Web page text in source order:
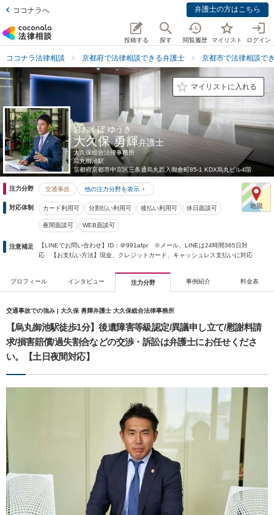
ココナラへ 弁護士の方はこちら
投稿する 探す 閲覧履歴 マイリスト ログイン
ココナラ法律相談 京都府で法律相談できる弁護士 京都市で法律相談で
マイリストに入れる
おおくぼ ゆうき
大久保 勇輝弁護士
大久保総合法律事務所
烏丸御池駅
京都府京都市中京区三条通烏丸西入御倉町85-1 KDX烏丸ビル4階
注力分野 交通事故 他の注力分野を表示
対応体制 カード利用可 分割払い利用可 後払い利用可 休日面談可
夜間面談可 WEB面談可
注意補足
【LINEでお問い合わせ】ID：＠991afpr ※メール、LINEは24時間365日対
応 【お支払い方法】現金、クレジットカード、キャッシュレス支払いに対応
プロフィール インタビュー 注力分野 事例紹介 料金表
交通事故での強み | 大久保 勇輝弁護士 大久保総合法律事務所
【烏丸御池駅徒歩1分】後遺障害等級認定/異議申し立て/慰謝料請
求/損害賠償/過失割合などの交渉・訴訟は弁護士にお任せくださ
い。【土日夜間対応】